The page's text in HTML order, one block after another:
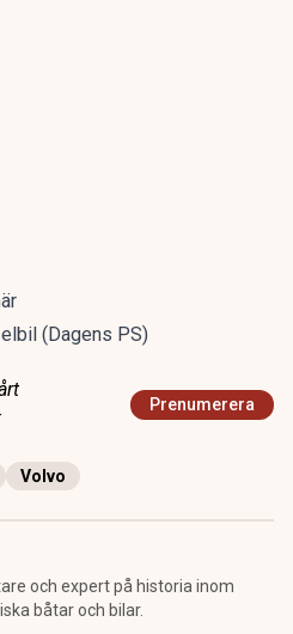
(Dagens PS)
Prenumerera
Volvo
och expert på historia inom
båtar och bilar.